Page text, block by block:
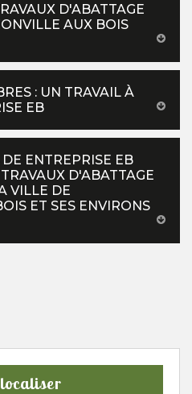
D'ABATTAGE
AUX BOIS
: UN TRAVAIL À
EB
ENTREPRISE EB
D'ABATTAGE
VILLE DE
ET SES ENVIRONS